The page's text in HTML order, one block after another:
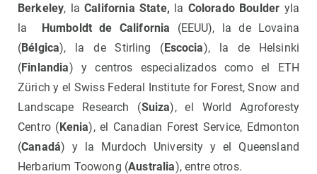
Berkeley, la California State, la Colorado Boulder yla
la Humboldt de California (EEUU), la de Lovaina
(Bélgica), la de Stirling (Escocia), la de Helsinki
(Finlandia) y centros especializados como el ETH
Zürich y el Swiss Federal Institute for Forest, Snow and
Landscape Research (Suiza), el World Agroforesty
Centro (Kenia), el Canadian Forest Service, Edmonton
(Canadá) y la Murdoch University y el Queensland
Herbarium Toowong (Australia), entre otros.